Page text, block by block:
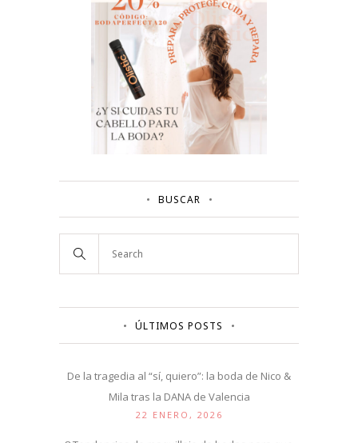
BUSCAR
ÚLTIMOS POSTS
De la tragedia al “sí, quiero”: la boda de Nico &
Mila tras la DANA de Valencia
22 ENERO, 2026